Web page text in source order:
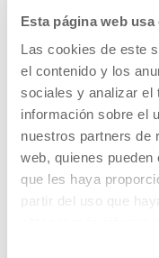
Esta página web usa
Las cookies de este
el contenido y los
sociales y analizar el
información sobre el
nuestros partners de
web, quienes
que les haya
partir del uso que
SIGN UP FOR THE
UPCOMING EVENTS
VISIT US
CONTACT AND OPENING